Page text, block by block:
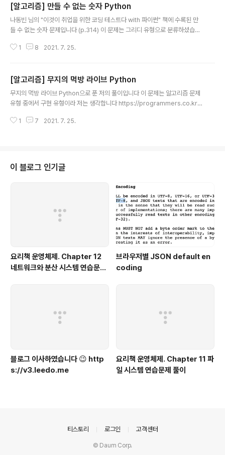
[알고리즘] 만들 수 없는 숫자 Python
나동빈 님의 "이것이 취업을 위한 코딩 테스트다 with 파이썬" 책에 수록된 만
들 수 없는 숫자 문제입니다 (p.314) 이 문제는 그리디 유형으로 분류하셨습니
입니다 ## 문제풀이 과정 [접근방법] 어떤 수까지를 만들 수 있다면, 거기에 하
있으니 이번에 나온 수가 5와 같거나 작으면 5를 만들 수 있습니다 왜냐하면 5
와 같으면 5를 만들 수 있고 5보다 작은 경우는 앞서에 만들 수 있었던 숫자 조
합(1,2,3,4)에 이번 수를 더하면 만들 수 있기 때..
1 8 2021. 7. 25.
[알고리즘] 무지의 먹방 라이브 Python
무지의 먹방 라이브 Python으로 푼 저의 풀이입니다 이 문제는 알고리즘 문제
유형 중에서 구현 유형이라 저는 생각합니다 https://programmers.co.kr/l
게 남은 시간을 하나씩 확인합니다 가장 적게 남은 시간 x 남은 음식 개수 < 네
m typing import List def get_next_food(food_times: List[int], k: in
t): # 음식..
1 7 2021. 7. 25.
이 블로그 인기글
요리책 운영체제. Chapter 12
네트워크와 분산 시스템 연습문제
브라우저별 JSON default en
coding
블로그 이사하였습니다 😉 http
s://v3.leedo.me
요리책 운영체제. Chapter 11 파
일 시스템 연습문제 풀이
티스토리 로그인 고객센터
© Daum Corp.